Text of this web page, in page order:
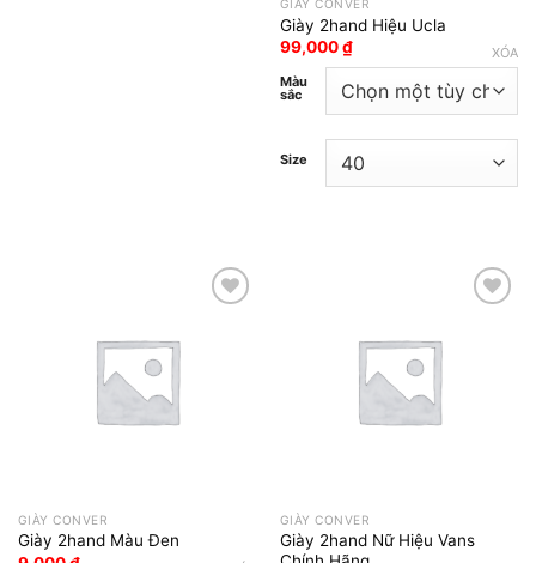
GIÀY CONVER
Giày 2hand Hiệu Ucla
99,000₫
Màu
sắc
Size
XÓA
Add to wishlist
GIÀY CONVER
Giày 2hand Màu Đen
Add to wishlist
GIÀY CONVER
Giày 2hand Nữ Hiệu Vans